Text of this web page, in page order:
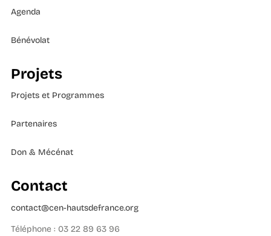
Agenda
Bénévolat
Projets
Projets et Programmes
Partenaires
Don & Mécénat
Contact
contact@cen-hautsdefrance.org
Téléphone : 03 22 89 63 96